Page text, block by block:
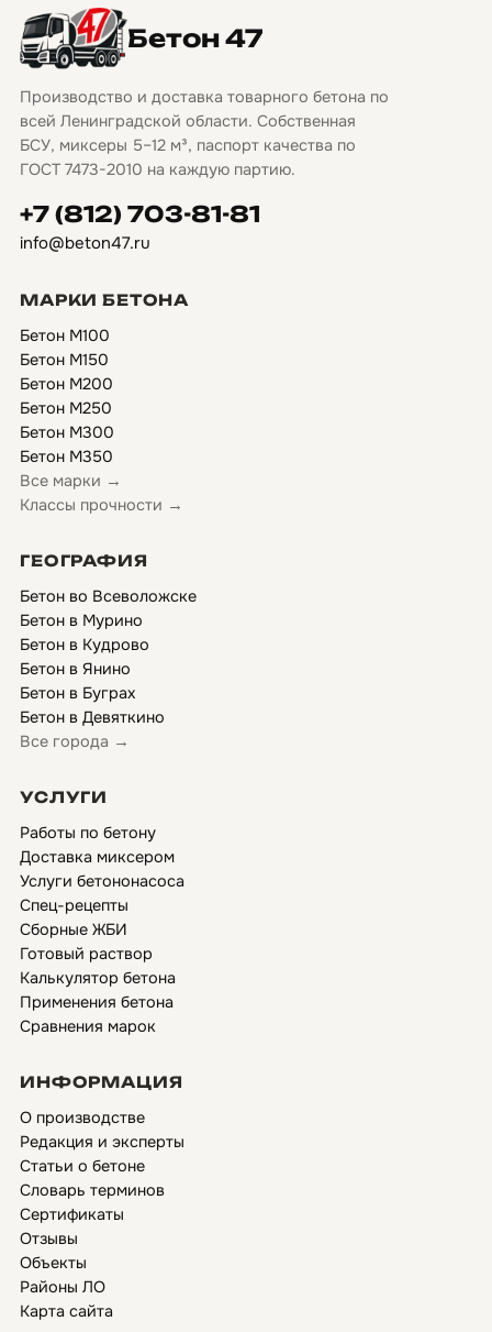
Бетон 47
Производство и доставка товарного бетона по
всей Ленинградской области. Собственная
БСУ, миксеры 5–12 м³, паспорт качества по
ГОСТ 7473-2010 на каждую партию.
+7 (812) 703-81-81
info@beton47.ru
МАРКИ БЕТОНА
Бетон М100
Бетон М150
Бетон М200
Бетон М250
Бетон М300
Бетон М350
Все марки →
Классы прочности →
ГЕОГРАФИЯ
Бетон во Всеволожске
Бетон в Мурино
Бетон в Кудрово
Бетон в Янино
Бетон в Буграх
Бетон в Девяткино
Все города →
УСЛУГИ
Работы по бетону
Доставка миксером
Услуги бетононасоса
Спец-рецепты
Сборные ЖБИ
Готовый раствор
Калькулятор бетона
Применения бетона
Сравнения марок
ИНФОРМАЦИЯ
О производстве
Редакция и эксперты
Статьи о бетоне
Словарь терминов
Сертификаты
Отзывы
Объекты
Районы ЛО
Карта сайта